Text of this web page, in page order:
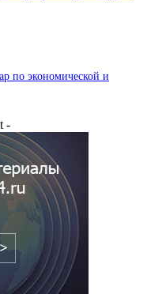
по экономической и
-